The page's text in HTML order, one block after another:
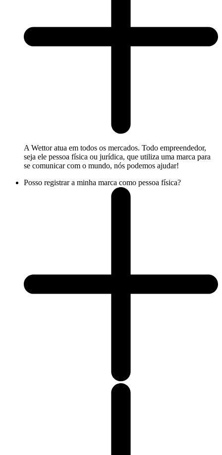
A Wettor atua em todos os mercados. Todo empreendedor,
seja ele pessoa física ou jurídica, que utiliza uma marca para
se comunicar com o mundo, nós podemos ajudar!
Posso registrar a minha marca como pessoa física?